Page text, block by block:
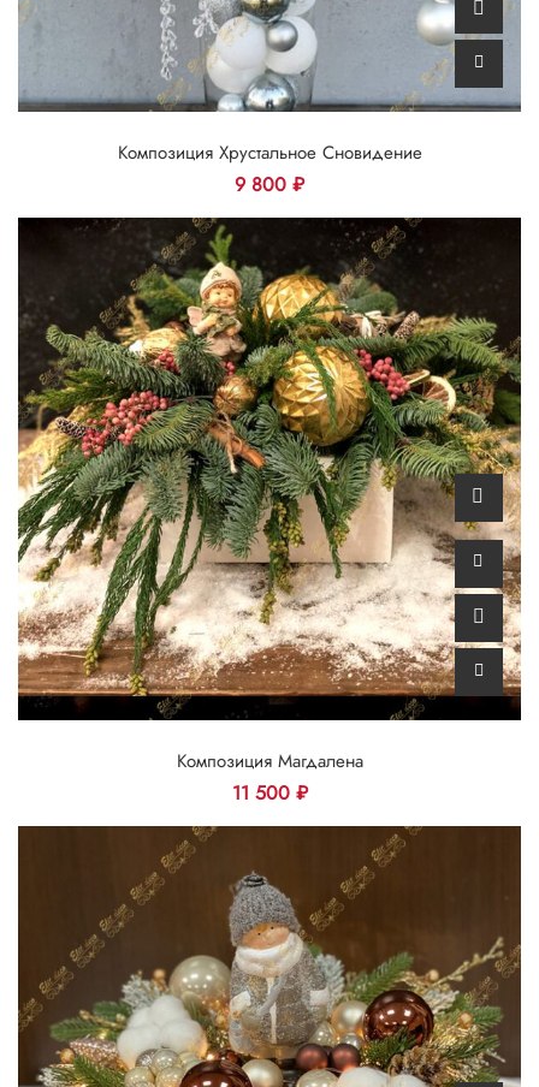
Композиция Хрустальное Сновидение
9 800 ₽
Композиция Магдалена
11 500 ₽